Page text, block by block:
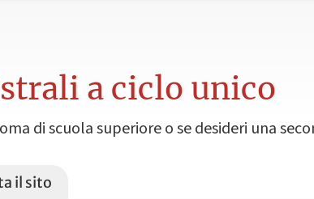
a ciclo unico
di scuola superiore o se desideri una
il sito